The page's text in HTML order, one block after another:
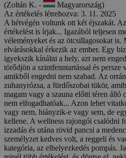
(Zoltán K. -
Magyarország)
Az értékelés létrehozva: 3. 11. 2025
A hétvégén voltunk ott két éjszakát.
értékelést is írjak... Igazából teljesen
véleményeket és az ötcsillagosokat
elvárásokkal érkezik az ember. Egy
igyekszik kínálni a hely, azt nem
törődjön a szintfenntartással és
amikből engedni nem szabad. Az
zuhanyrózsa, a fürdőszobai tükör,
magam vagy a szauna előtti téren álló
nem elfogadhatóak... Azon lehet
vagy nem, hiányzik-e vagy sem, de
kellene. A wellness rajongói csalódni
izzadás és utána rövid pancsi a
személyzet kedves volt, a reggeli és
kategória, az elhelyezkedés pompás.